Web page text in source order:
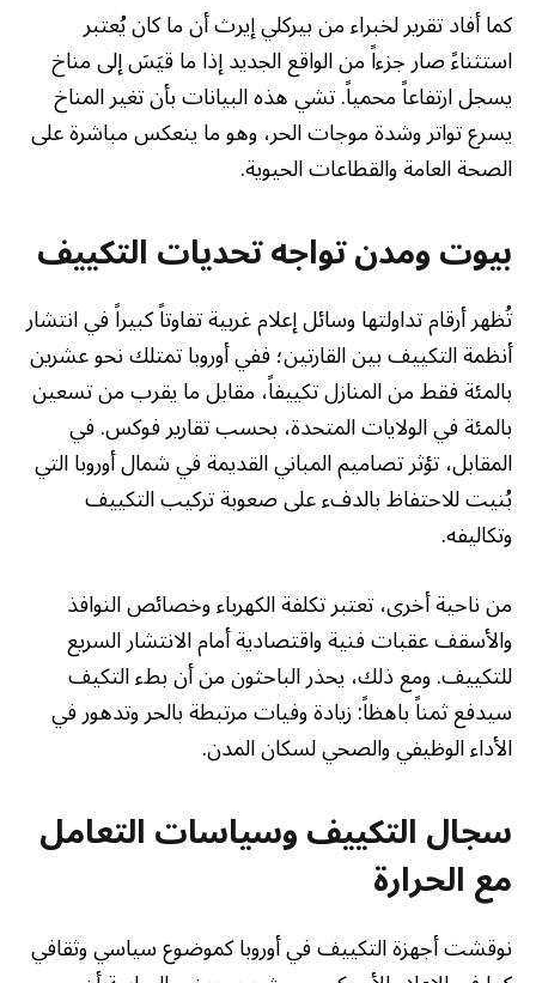
كما أفاد تقرير لخبراء من بيركلي إيرث أن ما كان يُعتبر
استثناءً صار جزءاً من الواقع الجديد إذا ما قيَسَ إلى مناخ
يسجل ارتفاعاً محمياً. تشي هذه البيانات بأن تغير المناخ
يسرع تواتر وشدة موجات الحر، وهو ما ينعكس مباشرة على
الصحة العامة والقطاعات الحيوية.
بيوت ومدن تواجه تحديات التكييف
تُظهر أرقام تداولتها وسائل إعلام غربية تفاوتاً كبيراً في انتشار
أنظمة التكييف بين القارتين؛ ففي أوروبا تمتلك نحو عشرين
بالمئة فقط من المنازل تكييفاً، مقابل ما يقرب من تسعين
بالمئة في الولايات المتحدة، بحسب تقارير فوكس. في
المقابل، تؤثر تصاميم المباني القديمة في شمال أوروبا التي
بُنيت للاحتفاظ بالدفء على صعوبة تركيب التكييف
وتكاليفه.
من ناحية أخرى، تعتبر تكلفة الكهرباء وخصائص النوافذ
والأسقف عقبات فنية واقتصادية أمام الانتشار السريع
للتكييف. ومع ذلك، يحذر الباحثون من أن بطء التكيف
سيدفع ثمناً باهظاً: زيادة وفيات مرتبطة بالحر وتدهور في
الأداء الوظيفي والصحي لسكان المدن.
سجال التكييف وسياسات التعامل
مع الحرارة
نوقشت أجهزة التكييف في أوروبا كموضوع سياسي وثقافي